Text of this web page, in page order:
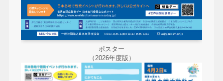
ポスター
（2026年度版）